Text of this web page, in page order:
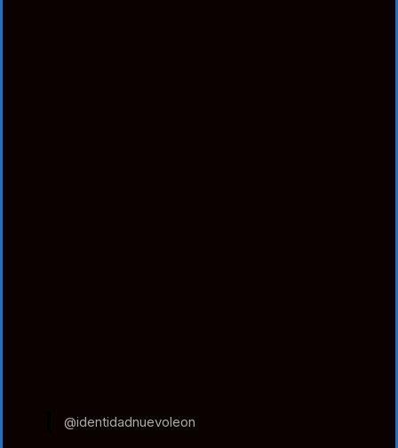
@identidadnuevoleon